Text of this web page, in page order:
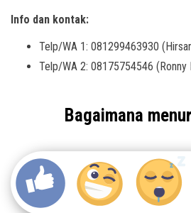
Info dan kontak:
Telp/WA 1: 081299463930
Telp/WA 2: 08175754546 (Ronny
Bagaimana